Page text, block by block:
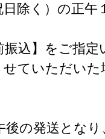
除く）の正午
込】をご指定
せていただいた
の発送となり